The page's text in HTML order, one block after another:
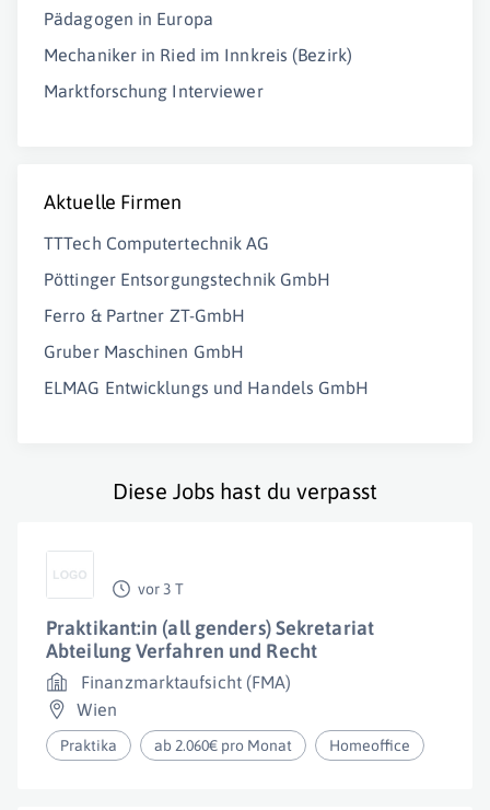
Pädagogen in Europa
Mechaniker in Ried im Innkreis (Bezirk)
Marktforschung Interviewer
Aktuelle Firmen
TTTech Computertechnik AG
Pöttinger Entsorgungstechnik GmbH
Ferro & Partner ZT-GmbH
Gruber Maschinen GmbH
ELMAG Entwicklungs und Handels GmbH
Diese Jobs hast du verpasst
vor 3 T
Praktikant:in (all genders) Sekretariat
Abteilung Verfahren und Recht
Finanzmarktaufsicht (FMA)
Wien
Praktika ab 2.060€ pro Monat Homeoffice